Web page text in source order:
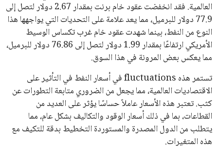
يبدو أن السويسري جياني إنفانتينو في طريقه للاحتفاظ بمنصبه
كرئيس للاتحاد الدولي لكرة القدم “فيفا” لفترة رابعة، بعد أن حصل
الجمعية العمومية. مما يعزز فرصته للفوز في الانتخابات المقررة عام
2027، ويجعله المرشح الأكثر حظًا حتى الآن.
هذا الدعم الواسع يأتي على الرغم من الانتقادات التي وجهت
لإنفانتينو في الآونة الأخيرة. حتى الآن، لم يتقدم أي مرشح منافس
في السباق الانتخابي، ولم تتمكن الأصوات المعارضة من التوصل إلى